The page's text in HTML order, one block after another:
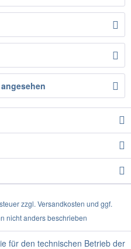
zzgl. Versandkosten und ggf.
nicht anders beschrieben
für den technischen Betrieb der